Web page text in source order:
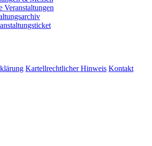
Veranstaltungen
Kartellrechtlicher Hinweis Kontakt